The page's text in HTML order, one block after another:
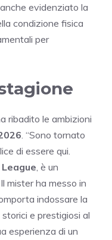
evidenziato la
condizione fisica
per
ribadito le ambizioni
. “Sono tornato
di essere qui.
, è un
mister ha messo in
indossare la
storici e prestigiosi al
esperienza di un